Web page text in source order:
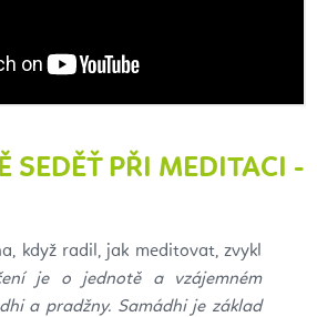
SEDĚŤ PŘI MEDITACI -
když radil, jak meditovat, zvykl
je o jednotě a vzájemném
a pradžny. Samádhi je základ